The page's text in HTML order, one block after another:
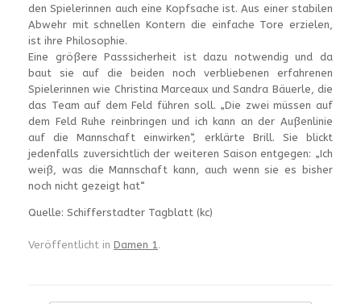
den Spielerinnen auch eine Kopfsache ist. Aus einer stabilen
Abwehr mit schnellen Kontern die einfache Tore erzielen,
ist ihre Philosophie.
Eine größere Passsicherheit ist dazu notwendig und da
baut sie auf die beiden noch verbliebenen erfahrenen
Spielerinnen wie Christina Marceaux und Sandra Bäuerle, die
das Team auf dem Feld führen soll. „Die zwei müssen auf
dem Feld Ruhe reinbringen und ich kann an der Außenlinie
auf die Mannschaft einwirken“, erklärte Brill. Sie blickt
jedenfalls zuversichtlich der weiteren Saison entgegen: „Ich
weiß, was die Mannschaft kann, auch wenn sie es bisher
noch nicht gezeigt hat“
Quelle: Schifferstadter Tagblatt (kc)
Veröffentlicht in Damen 1 .